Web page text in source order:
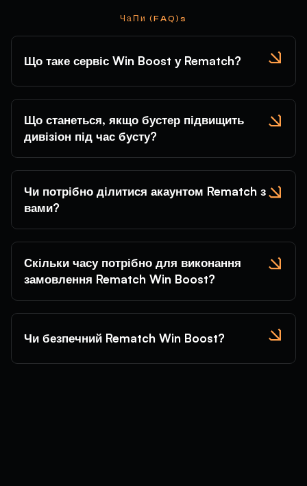
ЧаПи (FAQ)s
Що таке сервіс Win Boost у Rematch?
Що станеться, якщо бустер підвищить
дивізіон під час бусту?
Чи потрібно ділитися акаунтом Rematch з
вами?
Скільки часу потрібно для виконання
замовлення Rematch Win Boost?
Чи безпечний Rematch Win Boost?